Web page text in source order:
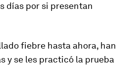
días ​​por si presentan
fiebre hasta ahora, han
y se les practicó la prueba